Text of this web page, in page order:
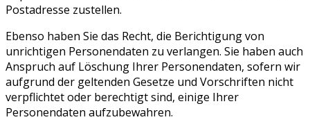
Postadresse zustellen.
Ebenso haben Sie das Recht, die Berichtigung von
unrichtigen Personendaten zu verlangen. Sie haben auch
Anspruch auf Löschung Ihrer Personendaten, sofern wir
aufgrund der geltenden Gesetze und Vorschriften nicht
verpflichtet oder berechtigt sind, einige Ihrer
Personendaten aufzubewahren.